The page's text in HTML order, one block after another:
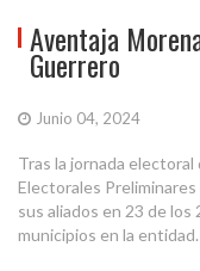
Aventaja
Guerrero
Junio 04, 2024
Tras la jornada
Electorales
sus aliados en 23 de
municipios en la entidad.